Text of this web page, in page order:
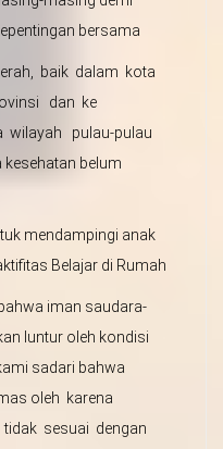
bersama
baik dalam kota
dan ke
pulau-pulau
belum
mendampingi anak
Belajar di Rumah
iman saudara-
luntur oleh kondisi
sadari bahwa
oleh karena
sesuai dengan